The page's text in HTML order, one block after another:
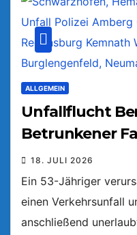
ALLGEMEIN
Unfallflucht
Betrunkener
18. JULI 2026
Ein 53-Jähriger
einen Verkehrsunfall
anschließend